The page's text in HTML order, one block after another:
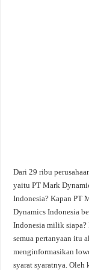
Dari 29 ribu
yaitu PT Mark
Indonesia? Kapan PT
Dynamics Indonesia
Indonesia milik siapa?
semua pertanyaan itu
menginformasikan
syarat syaratnya.